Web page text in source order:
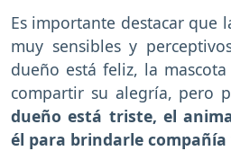
Es importante destacar que
muy sensibles y
dueño está feliz, la
compartir su alegría, pero
dueño está triste, el
él para brindarle compañía